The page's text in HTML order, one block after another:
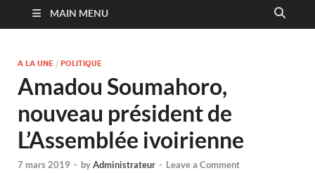
MAIN MENU
A LA UNE / POLITIQUE
Amadou Soumahoro,
nouveau président de
L’Assemblée ivoirienne
7 mars 2019 - byAdministrateur - Leave a Comment